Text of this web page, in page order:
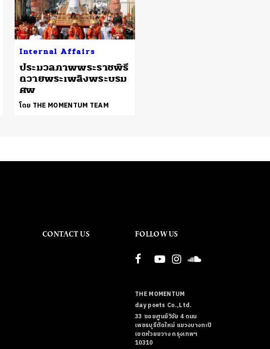
Internal Affairs
ประมวลภาพพระราชพิธี
ถวายพระเพลิงพระบรม
ศพ
โดย THE MOMENTUM TEAM
CONTACT US FOLLOW US
THE MOMENTUM
day poets Co.,Ltd.
33 ซอยศูนย์วิจัย 4 ถนน
เพชรบุรีตัดใหม่ แขวงบางกะปิ
เขตห้วยขวาง กรุงเทพฯ
10310